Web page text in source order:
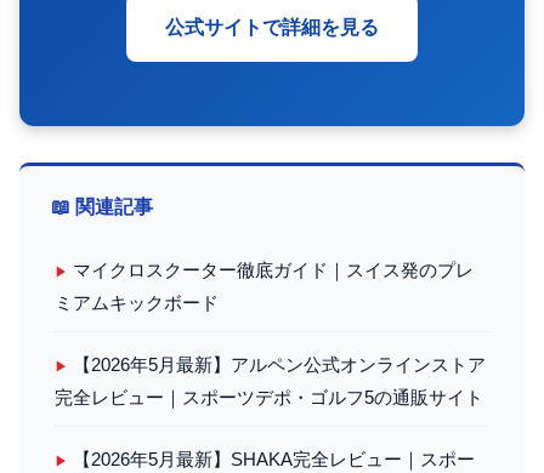
公式サイトで詳細を見る
📖 関連記事
▶ マイクロスクーター徹底ガイド｜スイス発のプレ
ミアムキックボード
▶
【2026年5月最新】アルペン公式オンラインストア
完全レビュー｜スポーツデポ・ゴルフ5の通販サイト
▶
【2026年5月最新】SHAKA完全レビュー｜スポー